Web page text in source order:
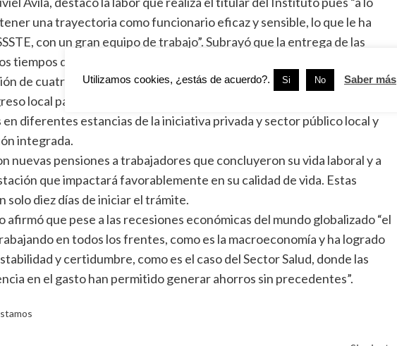
una trayectoria como funcionario eficaz y sensible, lo que le ha
con un gran equipo de trabajo”. Subrayó que la entrega de las
tiempos de traslados en beneficio de los afiliados mexiquenses.
de cuatro mil nuevas plazas en el sector salud local y dijo que
local para unificar el sistema de pensiones, por lo que un trabajador
diferentes estancias de la iniciativa privada y sector público local y
integrada.
nuevas pensiones a trabajadores que concluyeron su vida laboral y a
que impactará favorablemente en su calidad de vida. Estas
solo diez días de iniciar el trámite.
que pese a las recesiones económicas del mundo globalizado “el
en todos los frentes, como es la macroeconomía y ha logrado
y certidumbre, como es el caso del Sector Salud, donde las
en el gasto han permitido generar ahorros sin precedentes”.
Utilizamos cookies, ¿estás de acuerdo?. Si No Saber más